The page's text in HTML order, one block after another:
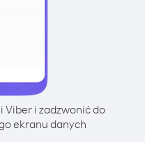
i zadzwonić do
ekranu danych